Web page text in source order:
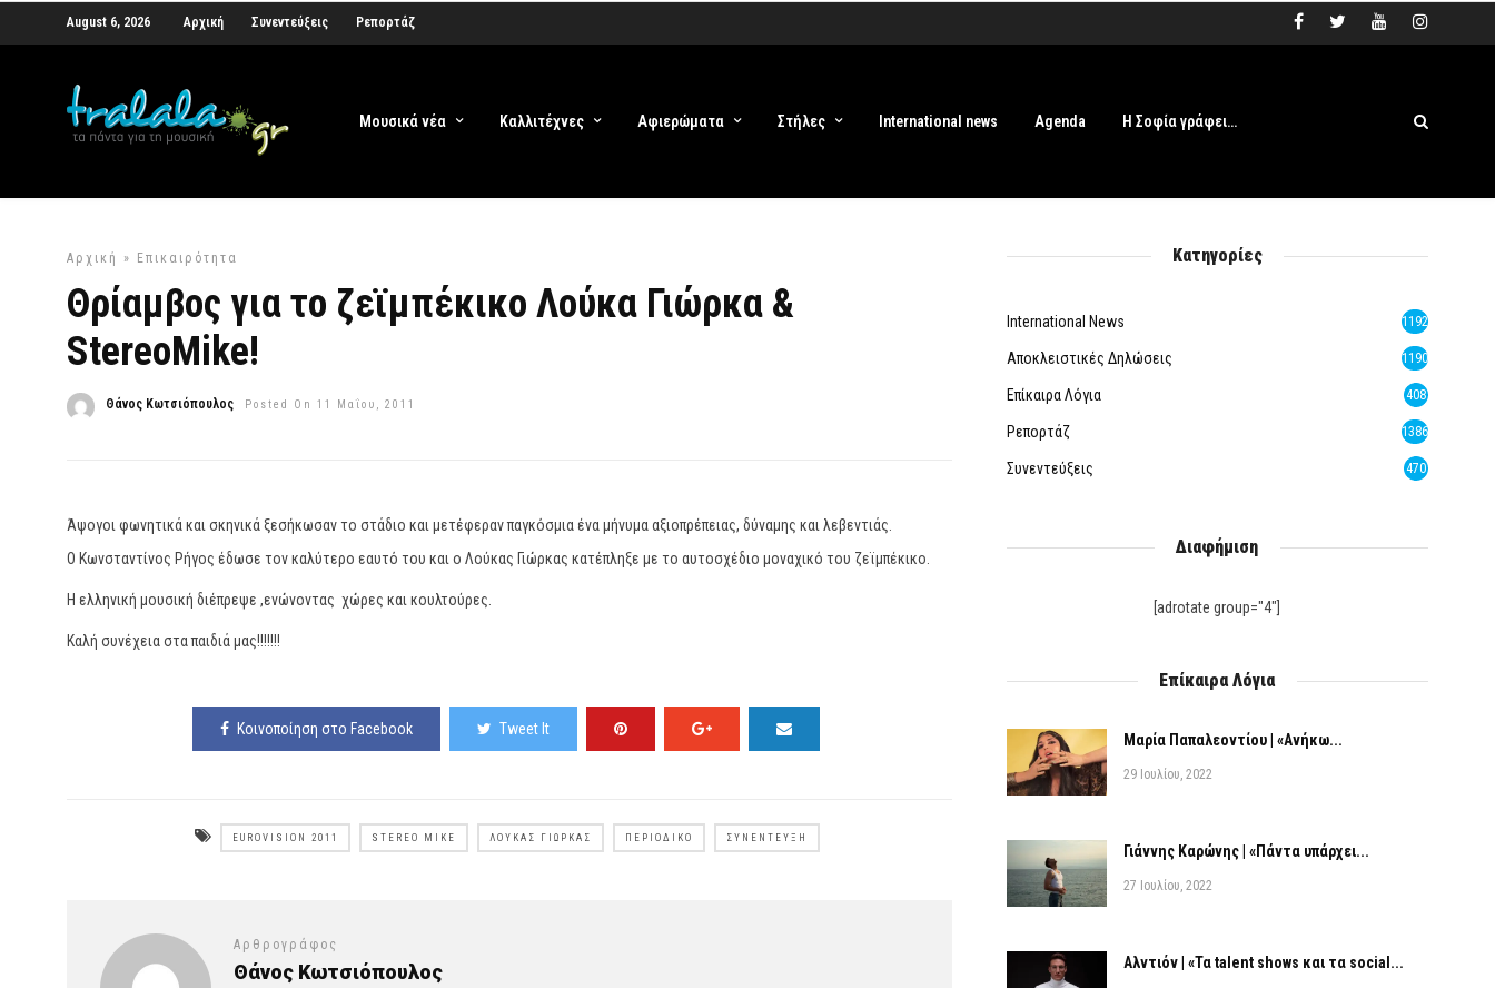
August 6, 2026 Αρχική Συνεντεύξεις Ρεπορτάζ
Μουσικά νέα Καλλιτέχνες Αφιερώματα Στήλες International news Agenda Η Σοφία γράφει…
Αρχική » Επικαιρότητα
Θρίαμβος για το ζεϊμπέκικο Λούκα Γιώρκα &
StereoMike!
Θάνος Κωτσιόπουλος Posted On 11 Μαΐου, 2011
Άψογοι φωνητικά και σκηνικά ξεσήκωσαν το στάδιο και μετέφεραν παγκόσμια ένα μήνυμα αξιοπρέπειας, δύναμης και λεβεντιάς.
Ο Κωνσταντίνος Ρήγος έδωσε τον καλύτερο εαυτό του και ο Λούκας Γιώρκας κατέπληξε με το αυτοσχέδιο μοναχικό του ζεϊμπέκικο.
Η ελληνική μουσική διέπρεψε ,ενώνοντας χώρες και κουλτούρες.
Καλή συνέχεια στα παιδιά μας!!!!!!!
Κοινοποίηση στο Facebook Tweet It
EUROVISION 2011 STEREO MIKE ΛΟΎΚΑΣ ΓΙΏΡΚΑΣ ΠΕΡΙΟΔΙΚΌ ΣΥΝΈΝΤΕΥΞΗ
Αρθρογράφος
Θάνος Κωτσιόπουλος
Κατηγορίες
International News 1192
Αποκλειστικές Δηλώσεις 1190
Επίκαιρα Λόγια 408
Ρεπορτάζ 1386
Συνεντεύξεις 470
Διαφήμιση
[adrotate group="4"]
Επίκαιρα Λόγια
Μαρία Παπαλεοντίου | «Ανήκω...
29 Ιουλίου, 2022
Γιάννης Καρώνης | «Πάντα υπάρχει...
27 Ιουλίου, 2022
Αλντιόν | «Τα talent shows και τα social...